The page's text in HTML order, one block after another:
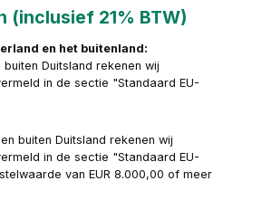
(inclusief 21% BTW)
en het buitenland:
Duitsland rekenen wij
in de sectie "Standaard EU-
buiten Duitsland rekenen wij
in de sectie "Standaard EU-
van EUR 8.000,00 of meer